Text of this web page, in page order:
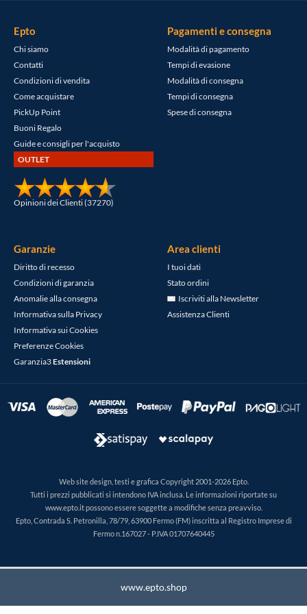
Epto
Chi siamo
Contatti
Condizioni di vendita
Come acquistare
PickUp Point
Buoni Regalo
Guide e consigli per l'acquisto
OUTLET
Opinioni dei Clienti (37270)
Pagamenti e consegna
Modalità di pagamento
Tempi di evasione
Modalità di consegna
Tempi di consegna
Spese di consegna
Garanzie
Diritto di recesso
Condizioni di garanzia
Anomalie alla consegna
Informativa sulla Privacy
Informativa sui Cookies
Preferenze Cookies
Garanzia3Estensioni
Area clienti
I tuoi dati
Stato ordini
Iscriviti alla Newsletter
Assistenza Clienti
Web site design, testi e grafica Copyright 2001-2026 Epto.
Tutti i prezzi pubblicati si intendono IVA inclusa. Le informazioni riportate su
www.epto.it possono essere soggette a modifiche senza preavviso.
Epto, Contrada S. Petronilla, 78/79, 63900 Fermo (FM) inscritta al Registro Imprese di
Fermo n.167027 - P.IVA 01707640445
www.epto.shop